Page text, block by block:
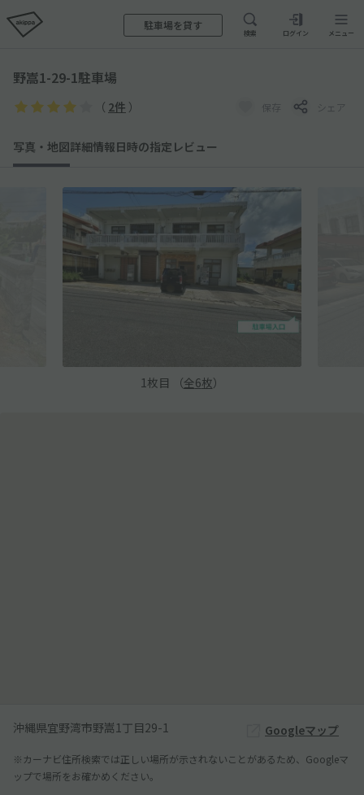
駐車場を貸す
検索 ログイン メニュー
野嵩1-29-1駐車場
（ 2件 ） 保存 シェア
写真・地図詳細情報日時の指定 レビュー
1 枚目 （全6枚）
沖縄県宜野湾市野嵩1丁目29-1 Googleマップ
※カーナビ住所検索では正しい場所が示されないことがあるため、Googleマ
ップで場所をお確かめください。